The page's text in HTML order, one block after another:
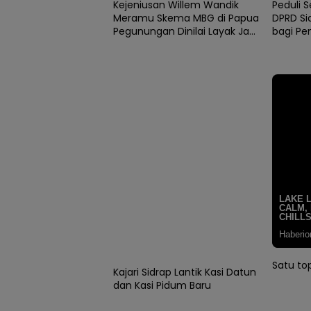
Kejeniusan Willem Wandik
Meramu Skema MBG di Papua
Pegunungan Dinilai Layak Jadi
Peduli
DPRD
bagi
Kajari Sidrap Lantik Kasi Datun
dan Kasi Pidum Baru
Satu